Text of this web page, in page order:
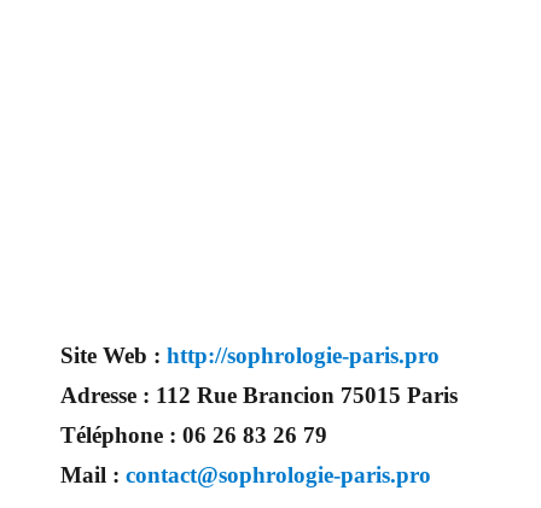
Site Web : http://sophrologie-paris.pro
Adresse : 112 Rue Brancion 75015 Paris
Téléphone : 06 26 83 26 79
Mail : contact@sophrologie-paris.pro